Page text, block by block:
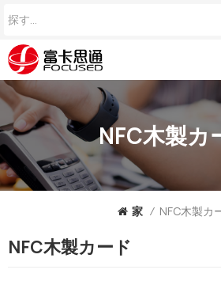
NFC木製カ
家 / NFC木製カ
NFC木製カード